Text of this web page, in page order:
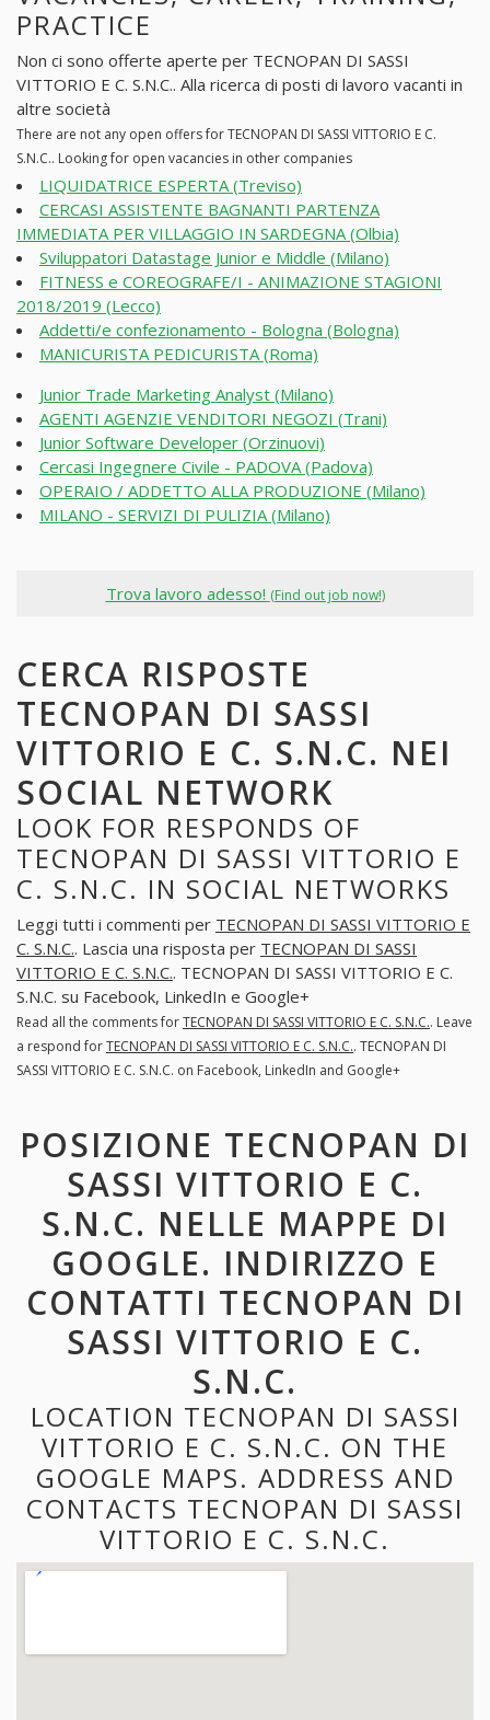
PRACTICE
Non ci sono offerte aperte per TECNOPAN DI SASSI
VITTORIO E C. S.N.C.. Alla ricerca di posti di lavoro vacanti in
altre società
There are not any open offers for TECNOPAN DI SASSI VITTORIO E C.
S.N.C.. Looking for open vacancies in other companies
LIQUIDATRICE ESPERTA (Treviso)
CERCASI ASSISTENTE BAGNANTI PARTENZA
IMMEDIATA PER VILLAGGIO IN SARDEGNA (Olbia)
Sviluppatori Datastage Junior e Middle (Milano)
FITNESS e COREOGRAFE/I - ANIMAZIONE STAGIONI
2018/2019 (Lecco)
Addetti/e confezionamento - Bologna (Bologna)
MANICURISTA PEDICURISTA (Roma)
Junior Trade Marketing Analyst (Milano)
AGENTI AGENZIE VENDITORI NEGOZI (Trani)
Junior Software Developer (Orzinuovi)
Cercasi Ingegnere Civile - PADOVA (Padova)
OPERAIO / ADDETTO ALLA PRODUZIONE (Milano)
MILANO - SERVIZI DI PULIZIA (Milano)
Trova lavoro adesso! (Find out job now!)
CERCA RISPOSTE
TECNOPAN DI SASSI
VITTORIO E C. S.N.C. NEI
SOCIAL NETWORK
LOOK FOR RESPONDS OF
TECNOPAN DI SASSI VITTORIO E
C. S.N.C. IN SOCIAL NETWORKS
Leggi tutti i commenti per TECNOPAN DI SASSI VITTORIO E
C. S.N.C.. Lascia una risposta per TECNOPAN DI SASSI
VITTORIO E C. S.N.C.. TECNOPAN DI SASSI VITTORIO E C.
S.N.C. su Facebook, LinkedIn e Google+
Read all the comments forTECNOPAN DI SASSI VITTORIO E C. S.N.C.. Leave
a respond forTECNOPAN DI SASSI VITTORIO E C. S.N.C.. TECNOPAN DI
SASSI VITTORIO E C. S.N.C. on Facebook, LinkedIn and Google+
POSIZIONE TECNOPAN DI
SASSI VITTORIO E C.
S.N.C. NELLE MAPPE DI
GOOGLE. INDIRIZZO E
CONTATTI TECNOPAN DI
SASSI VITTORIO E C.
S.N.C.
LOCATION TECNOPAN DI SASSI
VITTORIO E C. S.N.C. ON THE
GOOGLE MAPS. ADDRESS AND
CONTACTS TECNOPAN DI SASSI
VITTORIO E C. S.N.C.